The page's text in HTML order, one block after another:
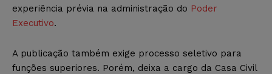
experiência prévia na administração do Poder
Executivo.
A publicação também exige processo seletivo para
funções superiores. Porém, deixa a cargo da Casa Civil